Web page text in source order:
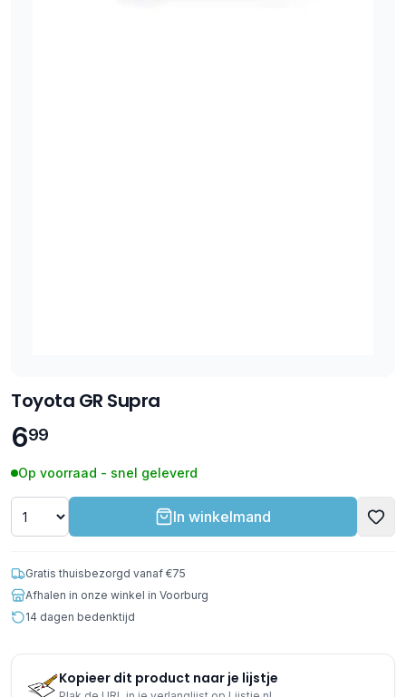
Toyota GR Supra
699
Op voorraad - snel geleverd
In winkelmand
Gratis thuisbezorgd vanaf €75
Afhalen in onze winkel in Voorburg
14 dagen bedenktijd
Kopieer dit product naar je lijstje